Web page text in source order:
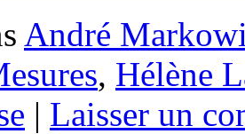
André
, Hélène
| Laisser un